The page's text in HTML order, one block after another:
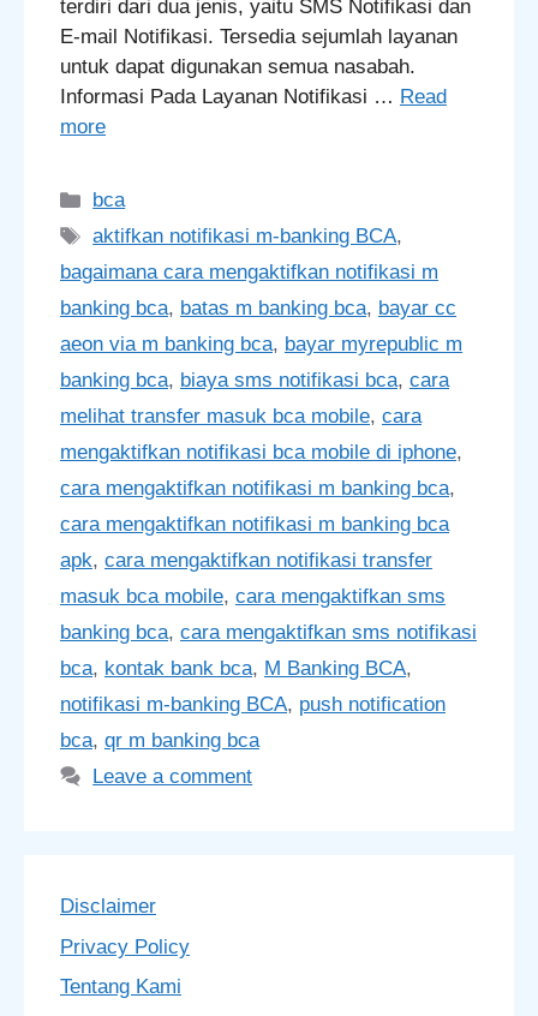
terdiri dari dua jenis, yaitu SMS Notifikasi dan
E-mail Notifikasi. Tersedia sejumlah layanan
untuk dapat digunakan semua nasabah.
Informasi Pada Layanan Notifikasi … Read
more
Categories
bca
Tags
aktifkan notifikasi m-banking BCA,
bagaimana cara mengaktifkan notifikasi m
banking bca, batas m banking bca, bayar cc
aeon via m banking bca, bayar myrepublic m
banking bca, biaya sms notifikasi bca, cara
melihat transfer masuk bca mobile, cara
mengaktifkan notifikasi bca mobile di iphone,
cara mengaktifkan notifikasi m banking bca,
cara mengaktifkan notifikasi m banking bca
apk, cara mengaktifkan notifikasi transfer
masuk bca mobile, cara mengaktifkan sms
banking bca, cara mengaktifkan sms notifikasi
bca, kontak bank bca, M Banking BCA,
notifikasi m-banking BCA, push notification
bca, qr m banking bca
Leave a comment
Disclaimer
Privacy Policy
Tentang Kami